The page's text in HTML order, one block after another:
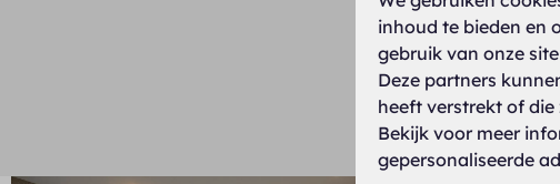
inhoud te bieden en
gebruik van onze
Deze partners
heeft verstrekt of die
Bekijk voor meer
gepersonaliseerde